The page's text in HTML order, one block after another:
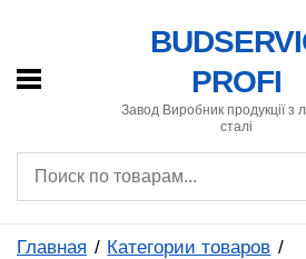
PROFI
Завод Виробник продукції з
сталі
Главная
Категории товаров